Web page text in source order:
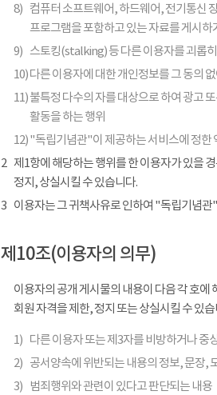
8) 컴퓨터 소프트웨어, 하드웨어, 전기통신
프로그램을 포함하고 있는 자료를 게시
9) 스토킹(stalking) 등 다른 이용자를 괴롭히
10)다른 이용자에 대한 개인정보를 그 동의
11)불특정 다수의 자를 대상으로 하여 광고
활동을 하는 행위
12)"독립기념관"이 제공하는 서비스에 정한
2 제1항에 해당하는 행위를 한 이용자가 있을
정지, 상실시킬 수 있습니다.
3 이용자는 그 귀책사유로 인하여 "독립기념
제10조(이용자의 의무)
이용자의 공개 게시물의 내용이 다음 각 호
회원 자격을 제한, 정지 또는 상실시킬 수 있습
1) 다른 이용자 또는 제3자를 비방하거나 중
2) 공서양속에 위반되는 내용의 정보, 문장,
3)
범죄행위와 관련이 있다고 판단되는 내용